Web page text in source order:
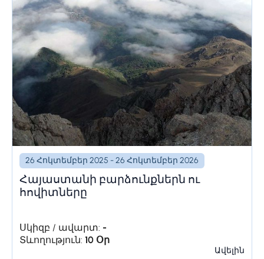
26 Հոկտեմբեր 2025 - 26 Հոկտեմբեր 2026
Հայաստանի բարձունքներն ու
հովիտները
Սկիզբ / ավարտ: -
Տևողություն: 10 Օր
Ավելին